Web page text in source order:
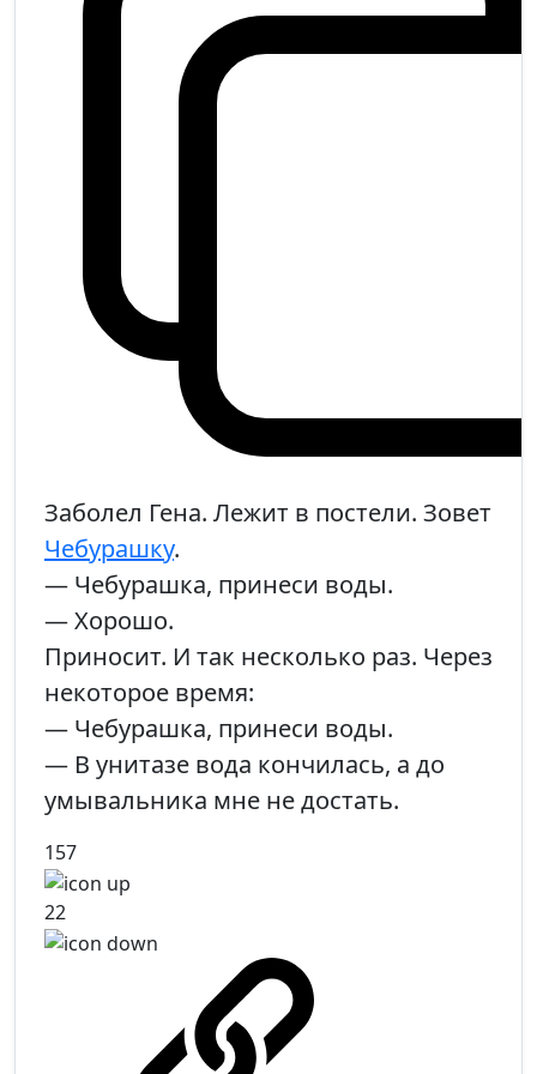
Заболел Гена. Лежит в постели. Зовет
Чебурашку.
— Чебурашка, принеси воды.
— Хорошо.
Приносит. И так несколько раз. Через
некоторое время:
— Чебурашка, принеси воды.
— В унитазе вода кончилась, а до
умывальника мне не достать.
157
22